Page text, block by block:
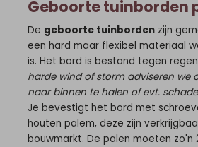
Geboorte tuinborden
De geboorte tuinborden zijn
een hard maar flexibel materiaal
is. Het bord is bestand tegen
harde wind of storm adviseren we
naar binnen te halen of evt.
Je bevestigt het bord met
houten palem, deze zijn
bouwmarkt. De palen moeten zo'n